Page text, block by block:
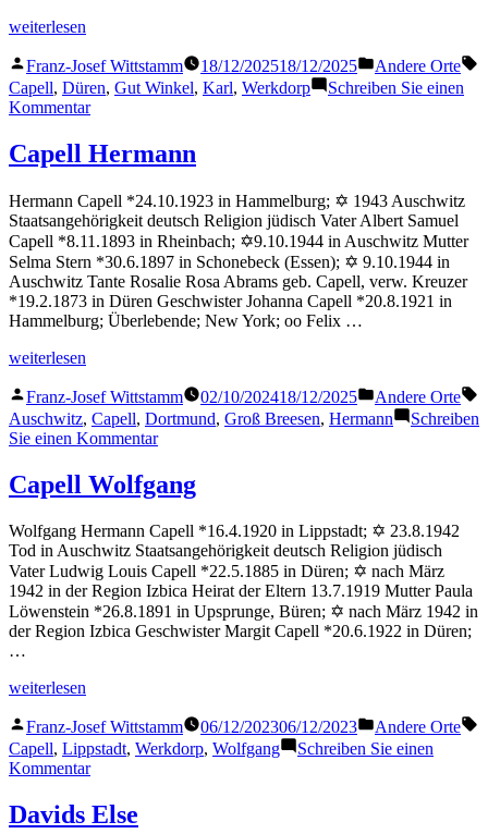
„Capell
weiterlesen
Veröffentlicht
von
Franz-Josef Wittstamm 18/12/202518/12/2025
Veröffentlicht
in
Andere Orte
Capell, Düren, Gut Winkel, Karl, Werkdorp
Schreiben Sie einen
Kommentarzu
Karl
Capell Hermann
Hermann Capell *24.10.1923 in Hammelburg; ✡ 1943 Auschwitz
Staatsangehörigkeit deutsch Religion jüdisch Vater Albert Samuel
Capell *8.11.1893 in Rheinbach; ✡9.10.1944 in Auschwitz Mutter
Selma Stern *30.6.1897 in Schonebeck (Essen); ✡ 9.10.1944 in
Auschwitz Tante Rosalie Rosa Abrams geb. Capell, verw. Kreuzer
*19.2.1873 in Düren Geschwister Johanna Capell *20.8.1921 in
Hammelburg; Überlebende; New York; oo Felix …
„Capell
weiterlesen
Veröffentlicht
von
Franz-Josef Wittstamm 02/10/202418/12/2025
Veröffentlicht
in
Andere Orte
Auschwitz, Capell, Dortmund, Groß Breesen, Hermann
Schreiben
Sie einen Kommentarzu
Hermann
Capell Wolfgang
Wolfgang Hermann Capell *16.4.1920 in Lippstadt; ✡ 23.8.1942
Tod in Auschwitz Staatsangehörigkeit deutsch Religion jüdisch
Vater Ludwig Louis Capell *22.5.1885 in Düren; ✡ nach März
1942 in der Region Izbica Heirat der Eltern 13.7.1919 Mutter Paula
Löwenstein *26.8.1891 in Upsprunge, Büren; ✡ nach März 1942 in
der Region Izbica Geschwister Margit Capell *20.6.1922 in Düren;
…
„Capell
weiterlesen
Veröffentlicht
von
Franz-Josef Wittstamm 06/12/202306/12/2023
Veröffentlicht
in
Andere Orte
Capell, Lippstadt, Werkdorp, Wolfgang
Schreiben Sie einen
Kommentarzu
Wolfgang
Davids Else